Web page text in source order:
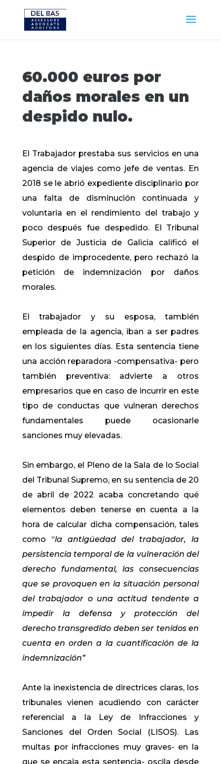
60.000 euros por
daños morales en un
despido nulo.
El Trabajador prestaba sus servicios en una
agencia de viajes como jefe de ventas. En
2018 se le abrió expediente disciplinario por
una falta de disminución continuada y
voluntaria en el rendimiento del trabajo y
poco después fue despedido. El Tribunal
Superior de Justicia de Galicia calificó el
despido de improcedente, pero rechazó la
petición de indemnización por daños
morales.
El trabajador y su esposa, también
empleada de la agencia, iban a ser padres
en los siguientes días. Esta sentencia tiene
una acción reparadora -compensativa- pero
también preventiva: advierte a otros
empresarios que en caso de incurrir en este
tipo de conductas que vulneran derechos
fundamentales puede ocasionarle
sanciones muy elevadas.
Sin embargo, el Pleno de la Sala de lo Social
del Tribunal Supremo, en su sentencia de 20
de abril de 2022 acaba concretando qué
elementos deben tenerse en cuenta a la
hora de calcular dicha compensación, tales
como “la antigüedad del trabajador, la
persistencia temporal de la vulneración del
derecho fundamental, las consecuencias
que se provoquen en la situación personal
del trabajador o una actitud tendente a
impedir la defensa y protección del
derecho transgredido deben ser tenidos en
cuenta en orden a la cuantificación de la
indemnización”
Ante la inexistencia de directrices claras, los
tribunales vienen acudiendo con carácter
referencial a la Ley de Infracciones y
Sanciones del Orden Social (LISOS). Las
multas por infracciones muy graves- en la
que se encaja esta sentencia- oscila desde